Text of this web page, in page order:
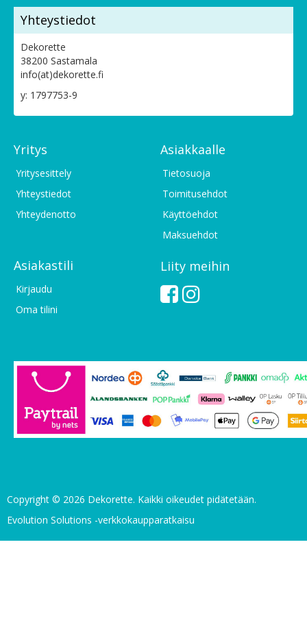
Yhteystiedot
Dekorette
38200 Sastamala
info(at)dekorette.fi
y: 1797753-9
Yritys
Yritysesittely
Yhteystiedot
Yhteydenotto
Asiakkaalle
Tietosuoja
Toimitusehdot
Käyttöehdot
Maksuehdot
Asiakastili
Kirjaudu
Oma tilini
Liity meihin
Copyright © 2026 Dekorette. Kaikki oikeudet pidätetään.
Evolution Solutions -verkkokaupparatkaisu